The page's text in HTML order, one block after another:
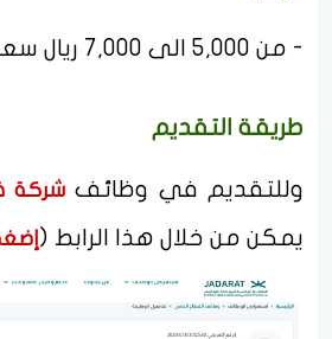
- من 5,000 الى 7,000 ريال سعودي .
طريقة التقديم
وللتقديم في وظائفشركة
يمكن من خلال هذا الرابط (